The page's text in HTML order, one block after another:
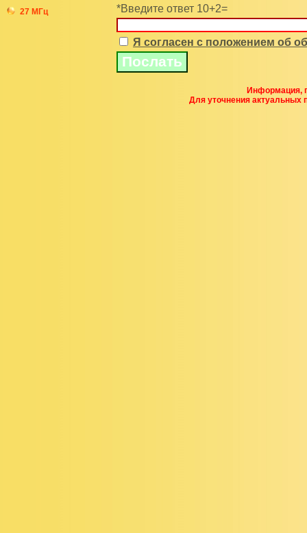
27 МГц
*Введите ответ 10+2=
Я согласен с положением об
Информация,
Для уточнения актуальных